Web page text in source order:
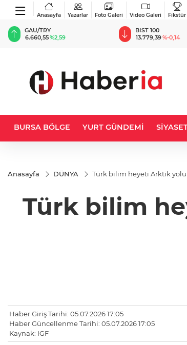
Anasayfa Yazarlar Foto Galeri Video Galeri Fikstür
BIST 100
13.779,39%-0,14
USD
47,6787%0,18
BURSA BÖLGE YURT GÜNDEMİ
Anasayfa DÜNYA Türk bilim heyeti Arktik
Türk bilim
Haber Giriş Tarihi: 05.07.2026 17:05
Haber Güncellenme Tarihi: 05.07.2026 17:05
Kaynak: IGF